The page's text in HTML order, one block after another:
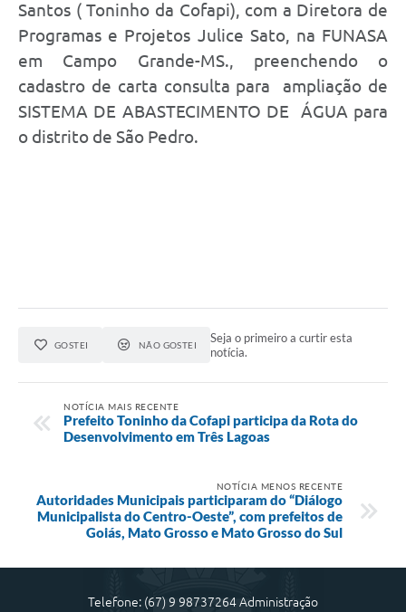
Empresa Inidônea
LGPD - Governo Digital
licenciamento ambiental
Fale conosco
Santos ( Toninho da Cofapi), com a Diretora de
Programas e Projetos Julice Sato, na FUNASA
em Campo Grande-MS., preenchendo o
cadastro de carta consulta para ampliação de
SISTEMA DE ABASTECIMENTO DE ÁGUA para
o distrito de São Pedro.
GOSTEI NÃO GOSTEI
Seja o primeiro a curtir esta
notícia.
NOTÍCIA MAIS RECENTE
Prefeito Toninho da Cofapi participa da Rota do
Desenvolvimento em Três Lagoas
NOTÍCIA MENOS RECENTE
Autoridades Municipais participaram do “Diálogo
Municipalista do Centro-Oeste”, com prefeitos de
Goiás, Mato Grosso e Mato Grosso do Sul
Telefone: (67) 9 98737264 Administração